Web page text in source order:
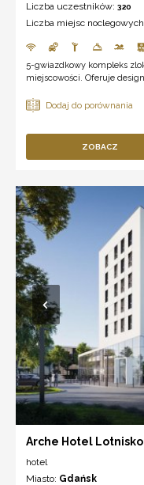
Liczba uczestników: 320
Liczba miejsc
5-gwiazdkowy kompleks
miejscowości. Oferuje
ZOBACZ
Arche Hotel Lotnisko
hotel
Miasto: Gdańsk